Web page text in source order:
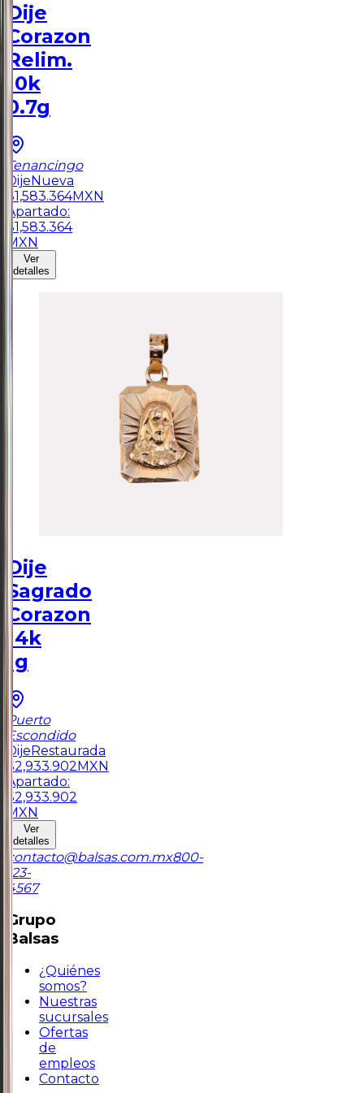
Dije
Corazon
Relim.
10k
0.7g
Tenancingo
DijeNueva
$1,583.364MXN
Apartado:
$1,583.364
MXN
Ver
detalles
Dije
Sagrado
Corazon
14k
1g
Puerto
Escondido
DijeRestaurada
$2,933.902MXN
Apartado:
$2,933.902
MXN
Ver
detalles
contacto@balsas.com.mx800-
123-
4567
Grupo
Balsas
¿Quiénes
somos?
Nuestras
sucursales
Ofertas
de
empleos
Contacto